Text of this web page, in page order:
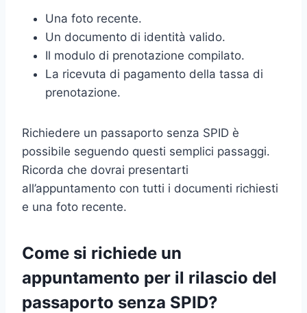
Una foto recente.
Un documento di identità valido.
Il modulo di prenotazione compilato.
La ricevuta di pagamento della tassa di
prenotazione.
Richiedere un passaporto senza SPID è
possibile seguendo questi semplici passaggi.
Ricorda che dovrai presentarti
all’appuntamento con tutti i documenti richiesti
e una foto recente.
Come si richiede un
appuntamento per il rilascio del
passaporto senza SPID?